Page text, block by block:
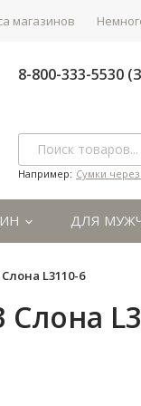
магазинов
8-800-333-5530
Например: Сумки
ДЛЯ
L3110-6